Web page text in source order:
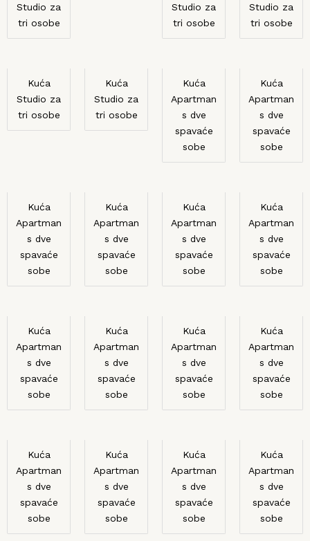
Studio za
tri osobe
Studio za
tri osobe
Studio za
tri osobe
Kuća
Studio za
tri osobe
Kuća
Studio za
tri osobe
Kuća
Apartman
s dve
spavaće
sobe
Kuća
Apartman
s dve
spavaće
sobe
Kuća
Apartman
s dve
spavaće
sobe
Kuća
Apartman
s dve
spavaće
sobe
Kuća
Apartman
s dve
spavaće
sobe
Kuća
Apartman
s dve
spavaće
sobe
Kuća
Apartman
s dve
spavaće
sobe
Kuća
Apartman
s dve
spavaće
sobe
Kuća
Apartman
s dve
spavaće
sobe
Kuća
Apartman
s dve
spavaće
sobe
Kuća
Apartman
s dve
spavaće
sobe
Kuća
Apartman
s dve
spavaće
sobe
Kuća
Apartman
s dve
spavaće
sobe
Kuća
Apartman
s dve
spavaće
sobe